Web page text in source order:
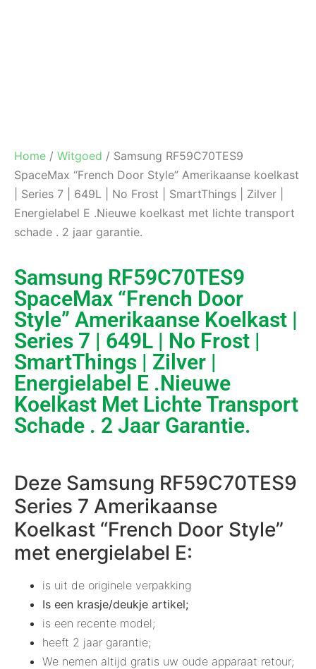
Home / Witgoed / Samsung RF59C70TES9
SpaceMax “French Door Style” Amerikaanse koelkast
| Series 7 | 649L | No Frost | SmartThings | Zilver |
Energielabel E .Nieuwe koelkast met lichte transport
schade . 2 jaar garantie.
Samsung RF59C70TES9
SpaceMax “French Door
Style” Amerikaanse Koelkast |
Series 7 | 649L | No Frost |
SmartThings | Zilver |
Energielabel E .Nieuwe
Koelkast Met Lichte Transport
Schade . 2 Jaar Garantie.
Deze Samsung RF59C70TES9
Series 7 Amerikaanse
Koelkast “French Door Style”
met energielabel E:
is uit de originele verpakking
Is een krasje/deukje artikel;
is een recente model;
heeft 2 jaar garantie;
We nemen altijd gratis uw oude apparaat retour;